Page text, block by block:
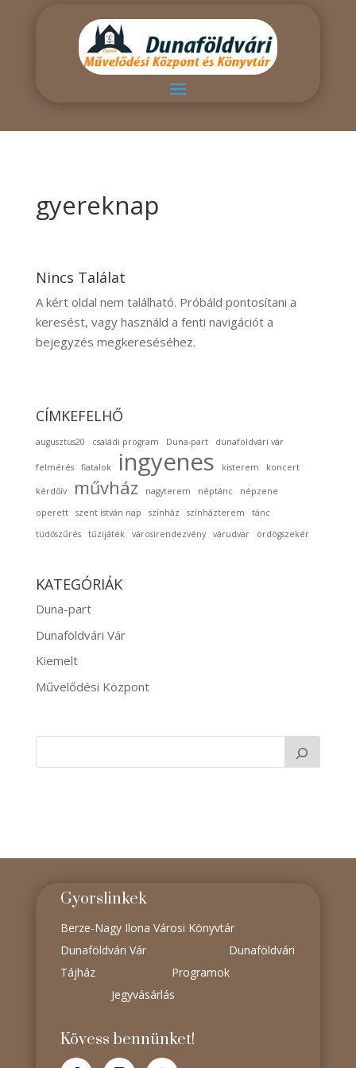
gyereknap
Nincs Találat
A kért oldal nem található. Próbáld pontosítani a
keresést, vagy használd a fenti navigációt a
bejegyzés megkereséséhez.
CÍMKEFELHŐ
augusztus20 családi program Duna-part dunaföldvári vár
felmérés fiatalok ingyenes kisterem koncert
kérdőív művház nagyterem néptánc
népzene
operett
szent istván nap színház színházterem
tánc
tüdőszűrés
tűzijáték városirendezvény várudvar ördögszekér
KATEGÓRIÁK
Duna-part
Dunaföldvári Vár
Kiemelt
Művelődési Központ
Gyorslinkek
Berze-Nagy Ilona Városi Könyvtár
Dunaföldvári Vár
Dunaföldvári
Tájház
Programok
Jegyvásárlás
Kövess bennünket!